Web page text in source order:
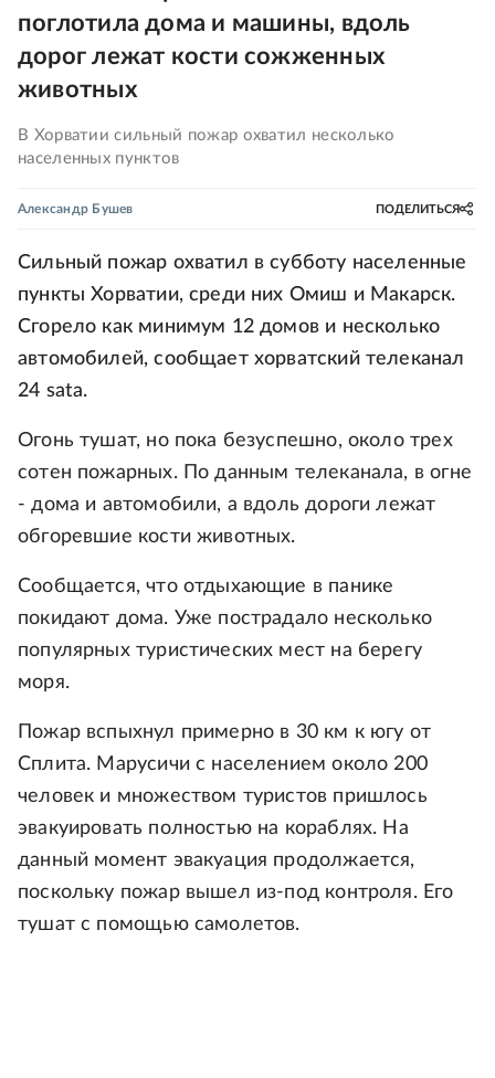
поглотила дома и машины, вдоль
дорог лежат кости сожженных
животных
В Хорватии сильный пожар охватил несколько
населенных пунктов
Александр Бушев ПОДЕЛИТЬСЯ
Сильный пожар охватил в субботу населенные
пункты Хорватии, среди них Омиш и Макарск.
Сгорело как минимум 12 домов и несколько
автомобилей, сообщает хорватский телеканал
24 sata.
Огонь тушат, но пока безуспешно, около трех
сотен пожарных. По данным телеканала, в огне
- дома и автомобили, а вдоль дороги лежат
обгоревшие кости животных.
Сообщается, что отдыхающие в панике
покидают дома. Уже пострадало несколько
популярных туристических мест на берегу
моря.
Пожар вспыхнул примерно в 30 км к югу от
Сплита. Марусичи с населением около 200
человек и множеством туристов пришлось
эвакуировать полностью на кораблях. На
данный момент эвакуация продолжается,
поскольку пожар вышел из-под контроля. Его
тушат с помощью самолетов.